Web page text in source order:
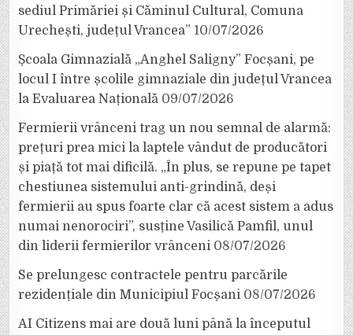
sediul Primăriei și Căminul Cultural, Comuna
Urechești, județul Vrancea” 10/07/2026
Școala Gimnazială „Anghel Saligny” Focșani, pe
locul I între școlile gimnaziale din județul Vrancea
la Evaluarea Națională 09/07/2026
Fermierii vrânceni trag un nou semnal de alarmă:
prețuri prea mici la laptele vândut de producători
și piață tot mai dificilă. „În plus, se repune pe tapet
chestiunea sistemului anti-grindină, deși
fermierii au spus foarte clar că acest sistem a adus
numai nenorociri”, susține Vasilică Pamfil, unul
din liderii fermierilor vrânceni 08/07/2026
Se prelungesc contractele pentru parcările
rezidențiale din Municipiul Focșani 08/07/2026
AI Citizens mai are două luni până la începutul